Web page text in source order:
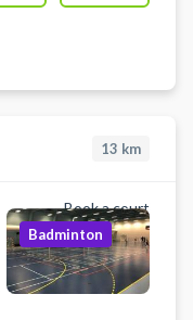
13 km
Book a court
Badminton